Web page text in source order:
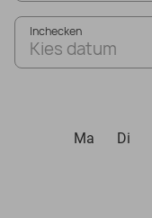
Inchecken
Kies datum
Ma
Di